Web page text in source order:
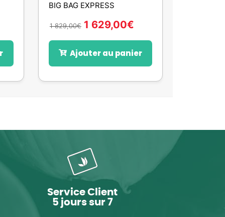
BIG BAG EXPRESS
1 829,00€ 1 629,00€
Ajouter au panier
Service Client
5 jours sur 7